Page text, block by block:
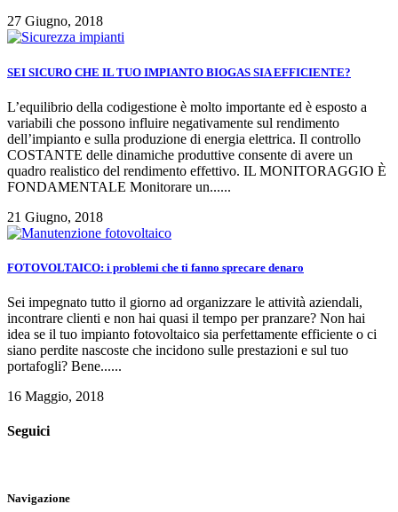
27 Giugno, 2018
SEI SICURO CHE IL TUO IMPIANTO BIOGAS SIA EFFICIENTE?
L’equilibrio della codigestione è molto importante ed è esposto a
variabili che possono influire negativamente sul rendimento
dell’impianto e sulla produzione di energia elettrica. Il controllo
COSTANTE delle dinamiche produttive consente di avere un
quadro realistico del rendimento effettivo. IL MONITORAGGIO È
FONDAMENTALE Monitorare un......
21 Giugno, 2018
FOTOVOLTAICO: i problemi che ti fanno sprecare denaro
Sei impegnato tutto il giorno ad organizzare le attività aziendali,
incontrare clienti e non hai quasi il tempo per pranzare? Non hai
idea se il tuo impianto fotovoltaico sia perfettamente efficiente o ci
siano perdite nascoste che incidono sulle prestazioni e sul tuo
portafogli? Bene......
16 Maggio, 2018
Seguici
Navigazione